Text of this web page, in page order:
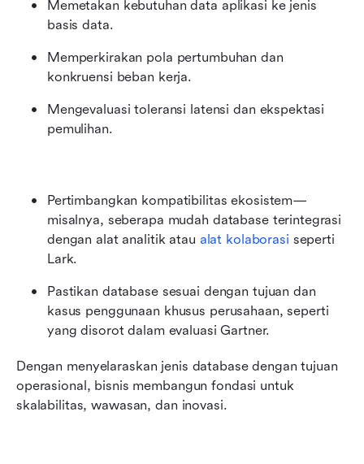
Memetakan kebutuhan data aplikasi ke jenis
basis data.
Memperkirakan pola pertumbuhan dan
konkruensi beban kerja.
Mengevaluasi toleransi latensi dan ekspektasi
pemulihan.
Pertimbangkan kompatibilitas ekosistem—
misalnya, seberapa mudah database terintegrasi
dengan alat analitik atau alat kolaborasi seperti
Lark.
Pastikan database sesuai dengan tujuan dan
kasus penggunaan khusus perusahaan, seperti
yang disorot dalam evaluasi Gartner.
Dengan menyelaraskan jenis database dengan tujuan
operasional, bisnis membangun fondasi untuk
skalabilitas, wawasan, dan inovasi.